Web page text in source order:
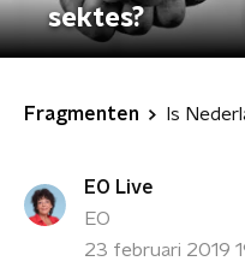
sektes?
Fragmenten Is
EO Live
EO
23 februari 2019